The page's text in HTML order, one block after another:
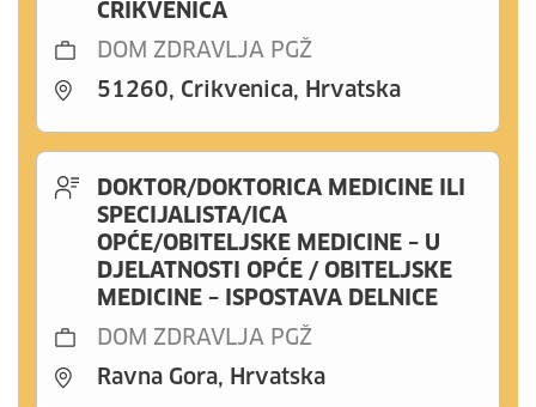
CRIKVENICA
DOM ZDRAVLJA PGŽ
51260, Crikvenica, Hrvatska
DOKTOR/DOKTORICA MEDICINE ILI
SPECIJALISTA/ICA
OPĆE/OBITELJSKE MEDICINE – U
DJELATNOSTI OPĆE / OBITELJSKE
MEDICINE – ISPOSTAVA DELNICE
DOM ZDRAVLJA PGŽ
Ravna Gora, Hrvatska